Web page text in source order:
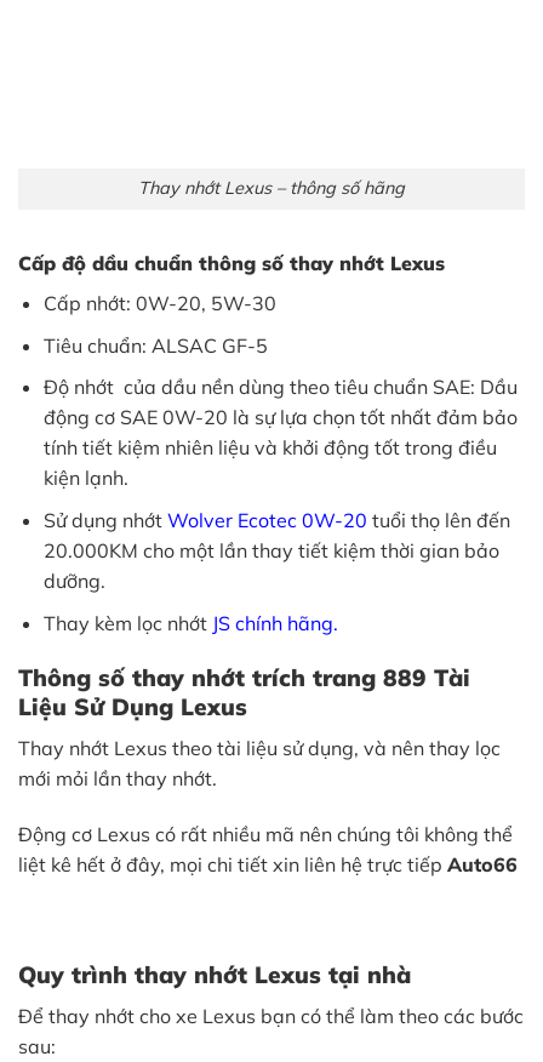
Thay nhớt Lexus – thông số hãng
Cấp độ dầu chuẩn thông số thay nhớt Lexus
Cấp nhớt: 0W-20, 5W-30
Tiêu chuẩn: ALSAC GF-5
Độ nhớt của dầu nền dùng theo tiêu chuẩn SAE: Dầu
động cơ SAE 0W-20 là sự lựa chọn tốt nhất đảm bảo
tính tiết kiệm nhiên liệu và khởi động tốt trong điều
kiện lạnh.
Sử dụng nhớt Wolver Ecotec 0W-20 tuổi thọ lên đến
20.000KM cho một lần thay tiết kiệm thời gian bảo
dưỡng.
Thay kèm lọc nhớt JS chính hãng.
Thông số thay nhớt trích trang 889 Tài
Liệu Sử Dụng Lexus
Thay nhớt Lexus theo tài liệu sử dụng, và nên thay lọc
mới mỏi lần thay nhớt.
Động cơ Lexus có rất nhiều mã nên chúng tôi không thể
liệt kê hết ở đây, mọi chi tiết xin liên hệ trực tiếp Auto66
Quy trình thay nhớt Lexus tại nhà
Để thay nhớt cho xe Lexus bạn có thể làm theo các bước
sau: